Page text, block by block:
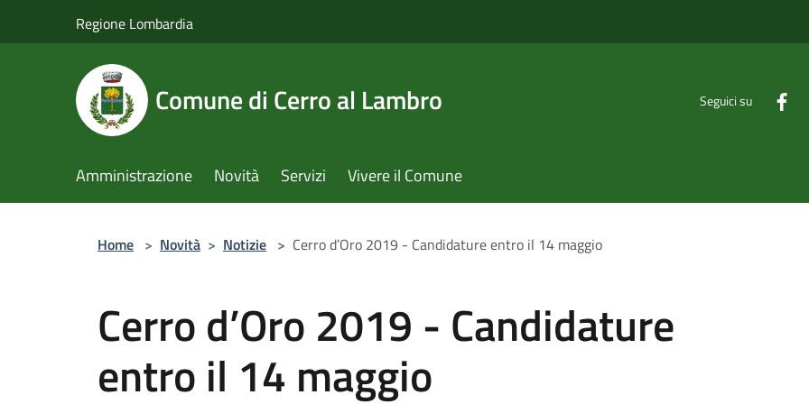
Regione Lombardia
Comune di Cerro al Lambro Seguici su
Amministrazione Novità Servizi Vivere il Comune
Home > Novità > Notizie > Cerro d’Oro 2019 - Candidature entro il 14 maggio
Cerro d’Oro 2019 - Candidature
entro il 14 maggio